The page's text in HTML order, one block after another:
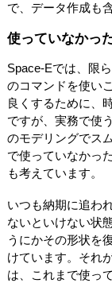
で、データ作成も
使っていなかっ
Space-Eでは、限
のコマンドを使い
良くするために、
ですが、実務で使
のモデリングでス
で使っていなかっ
も考えています。
いつも納期に追わ
ないといけない状
うにかその形状を
けています。それ
は、これまで使っ